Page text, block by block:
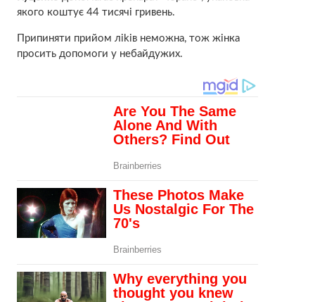
якого коштує 44 тисячі гривень.
Припиняти прийом ліkів неможна, тож жінка
просить допомоги у небайдужих.